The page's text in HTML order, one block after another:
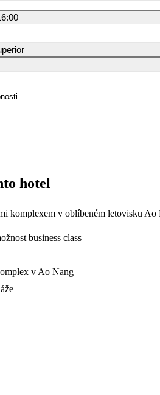
hotel
komplexem v oblíbeném letovisku
business class
v Ao Nang